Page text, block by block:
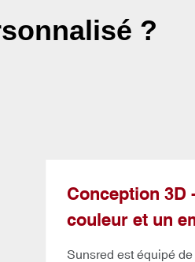
?
Conception 3D
couleur et un
Sunsred est équipé